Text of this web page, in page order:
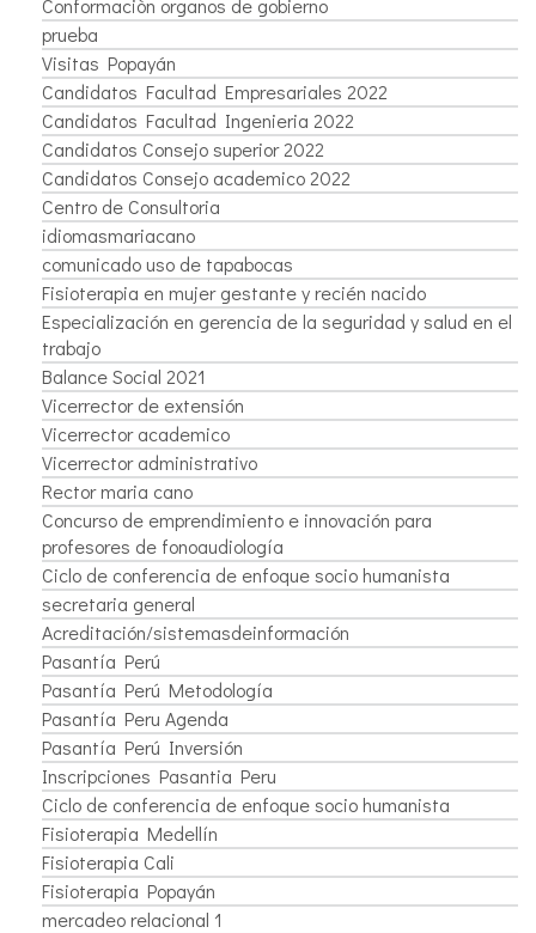
Conformaciòn organos de gobierno
prueba
Visitas Popayán
Candidatos Facultad Empresariales 2022
Candidatos Facultad Ingenieria 2022
Candidatos Consejo superior 2022
Candidatos Consejo academico 2022
Centro de Consultoria
idiomasmariacano
comunicado uso de tapabocas
Fisioterapia en mujer gestante y recién nacido
Especialización en gerencia de la seguridad y salud en el
trabajo
Balance Social 2021
Vicerrector de extensión
Vicerrector academico
Vicerrector administrativo
Rector maria cano
Concurso de emprendimiento e innovación para
profesores de fonoaudiología
Ciclo de conferencia de enfoque socio humanista
secretaria general
Acreditación/sistemasdeinformación
Pasantía Perú
Pasantía Perú Metodología
Pasantía Peru Agenda
Pasantía Perú Inversión
Inscripciones Pasantia Peru
Ciclo de conferencia de enfoque socio humanista
Fisioterapia Medellín
Fisioterapia Cali
Fisioterapia Popayán
mercadeo relacional 1